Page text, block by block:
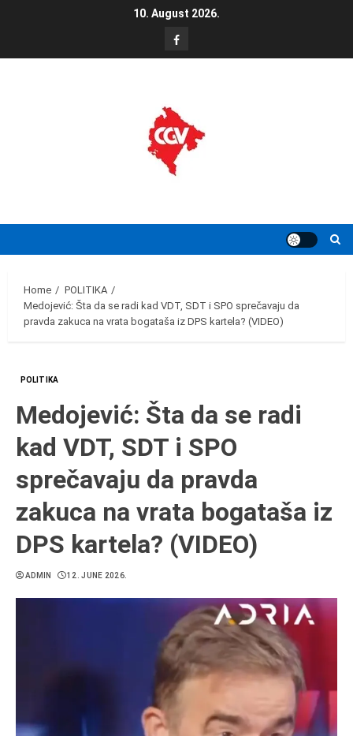
10. August 2026.
FB
Home
POLITIKA
Medojević: Šta da se radi kad VDT, SDT i SPO sprečavaju da
pravda zakuca na vrata bogataša iz DPS kartela? (VIDEO)
POLITIKA
Medojević: Šta da se radi
kad VDT, SDT i SPO
sprečavaju da pravda
zakuca na vrata bogataša iz
DPS kartela? (VIDEO)
ADMIN 12. JUNE 2026.